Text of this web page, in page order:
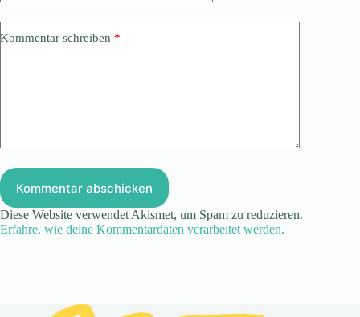
Kommentar schreiben *
Kommentar abschicken
Diese Website verwendet Akismet, um Spam zu reduzieren.
Erfahre, wie deine Kommentardaten verarbeitet werden.